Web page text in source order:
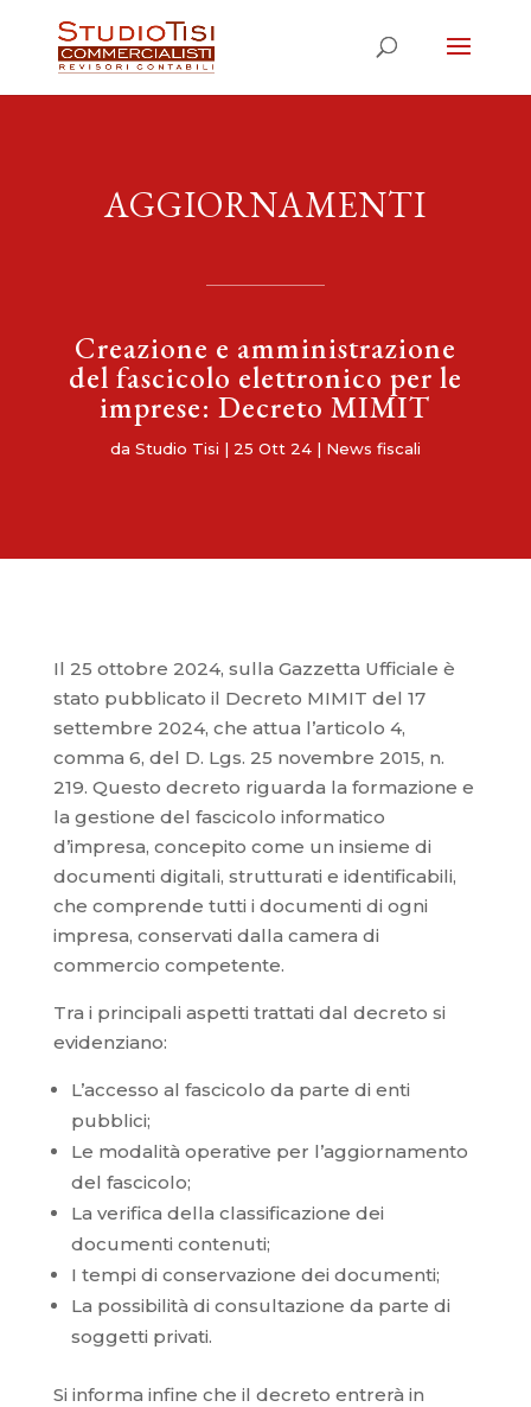
AGGIORNAMENTI
Creazione e amministrazione
del fascicolo elettronico per le
imprese: Decreto MIMIT
da Studio Tisi | 25 Ott 24| News fiscali
Il 25 ottobre 2024, sulla Gazzetta Ufficiale è
stato pubblicato il Decreto MIMIT del 17
settembre 2024, che attua l’articolo 4,
comma 6, del D. Lgs. 25 novembre 2015, n.
219. Questo decreto riguarda la formazione e
la gestione del fascicolo informatico
d’impresa, concepito come un insieme di
documenti digitali, strutturati e identificabili,
che comprende tutti i documenti di ogni
impresa, conservati dalla camera di
commercio competente.
Tra i principali aspetti trattati dal decreto si
evidenziano:
L’accesso al fascicolo da parte di enti
pubblici;
Le modalità operative per l’aggiornamento
del fascicolo;
La verifica della classificazione dei
documenti contenuti;
I tempi di conservazione dei documenti;
La possibilità di consultazione da parte di
soggetti privati.
Si informa infine che il decreto entrerà in